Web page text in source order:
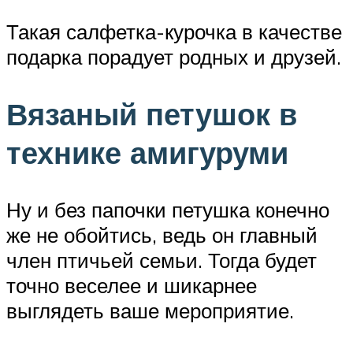
Такая салфетка-курочка в качестве
подарка порадует родных и друзей.
Вязаный петушок в
технике амигуруми
Ну и без папочки петушка конечно
же не обойтись, ведь он главный
член птичьей семьи. Тогда будет
точно веселее и шикарнее
выглядеть ваше мероприятие.